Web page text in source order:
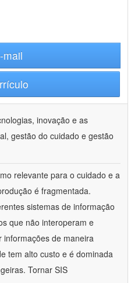
mail
inovação e as
gestão do cuidado e gestão
relevante para o cuidado e a
é fragmentada.
sistemas de informação
que não interoperam e
informações de maneira
tem alto custo e é dominada
Tornar SIS